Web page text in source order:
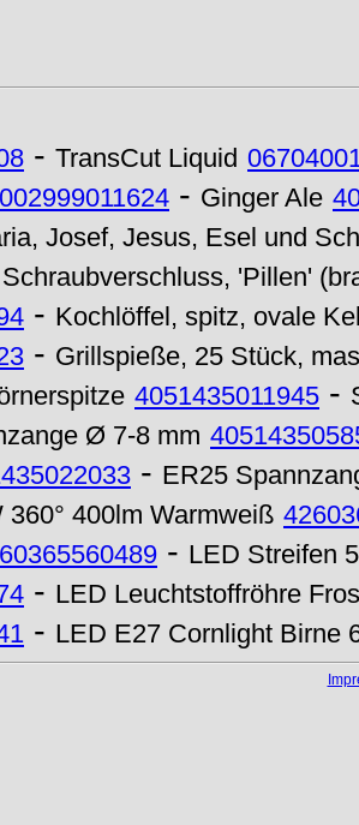
- TransCut Liquid
- Ginger Ale
Josef, Jesus, Esel und
'Pillen'
- Kochlöffel, spitz, ovale
- Grillspieße, 25 Stück,
4051435011945 -
Ø 7-8 mm
- ER25
360° 400lm Warmweiß
- LED Streifen
- LED Leuchtstoffröhre
- LED E27 Cornlight Birne